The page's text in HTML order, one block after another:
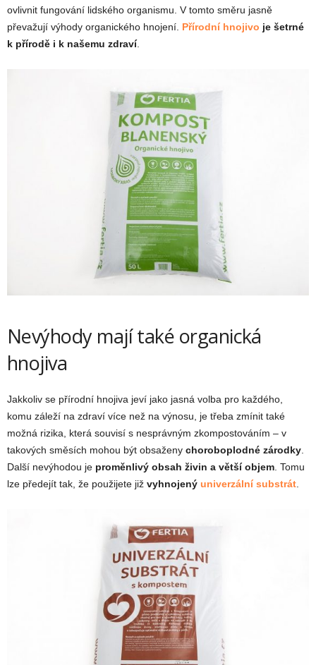
ovlivnit fungování lidského organismu. V tomto směru jasně
převažují výhody organického hnojení. Přírodní hnojivo je šetrné
k přírodě i k našemu zdraví.
Nevýhody mají také organická
hnojiva
Jakkoliv se přírodní hnojiva jeví jako jasná volba pro každého,
komu záleží na zdraví více než na výnosu, je třeba zmínit také
možná rizika, která souvisí s nesprávným zkompostováním – v
takových směsích mohou být obsaženy choroboplodné zárodky.
Další nevýhodou je proměnlivý obsah živin a větší objem. Tomu
lze předejít tak, že použijete již vyhnojený univerzální substrát.